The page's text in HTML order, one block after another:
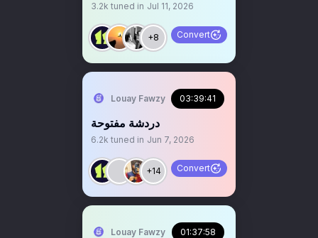
3.2k tuned in Jul 11, 2026
+8 Convert
Louay Fawzy 03:39:41
‏‏دردشة مفتوحة
6.2k tuned in Jun 7, 2026
+14 Convert
Louay Fawzy 01:37:58